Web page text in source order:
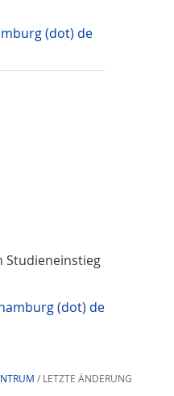
(dot) de
Studieneinstieg
(dot) de
/ LETZTE ÄNDERUNG